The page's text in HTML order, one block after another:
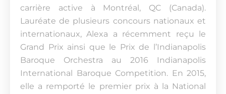
carrière active à Montréal, QC (Canada).
Lauréate de plusieurs concours nationaux et
internationaux, Alexa a récemment reçu le
Grand Prix ainsi que le Prix de l’Indianapolis
Baroque Orchestra au 2016 Indianapolis
International Baroque Competition. En 2015,
elle a remporté le premier prix à la National